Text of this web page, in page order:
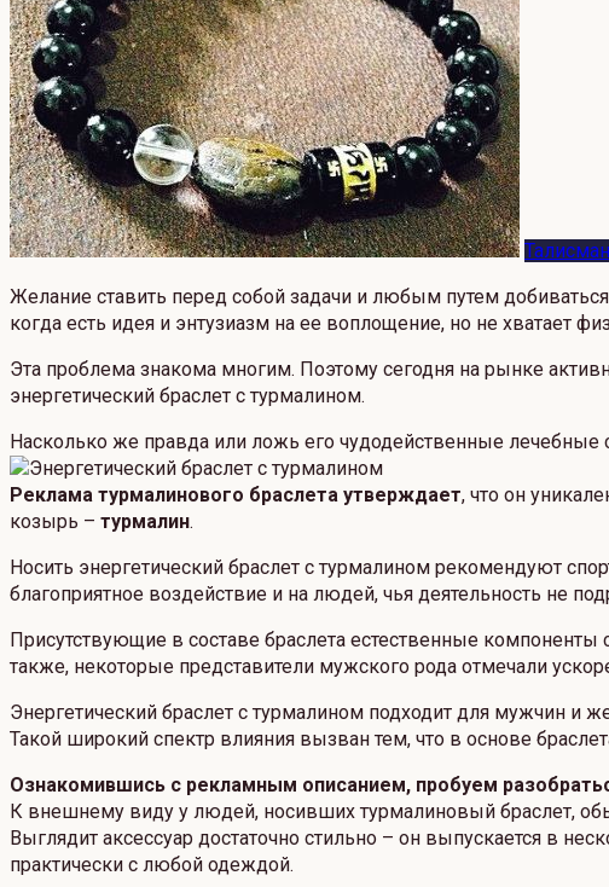
Желание ставить перед собой задачи и любым путем
когда есть идея и энтузиазм на ее воплощение, но не хватает
Эта проблема знакома многим. Поэтому сегодня на рынке
энергетический браслет с турмалином.
Насколько же правда или ложь его чудодейственные лечебные
Реклама турмалинового браслета утверждает, что он
козырь – турмалин.
Носить энергетический браслет с турмалином рекомендуют
благоприятное воздействие и на людей, чья деятельность не
Присутствующие в составе браслета естественные
также, некоторые представители мужского рода отмечали
Энергетический браслет с турмалином подходит для мужчин
Такой широкий спектр влияния вызван тем, что в основе
Ознакомившись с рекламным описанием, пробуем
К внешнему виду у людей, носивших турмалиновый браслет,
Выглядит аксессуар достаточно стильно – он выпускается в
практически с любой одеждой.